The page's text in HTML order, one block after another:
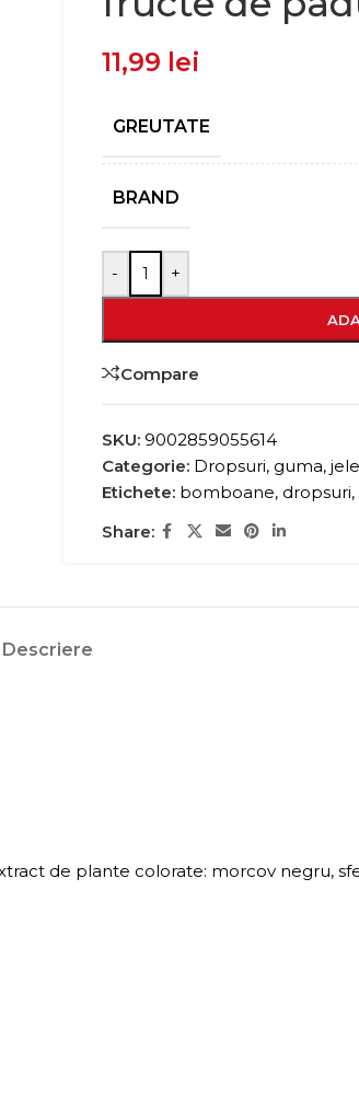
11,99 lei
GREUTATE
BRAND
- +
Compare
SKU: 9002859055614
Categorie: Dropsuri, guma,
Etichete: bomboane, dropsuri,
Share:
Descriere
de plante colorate: morcov negru,